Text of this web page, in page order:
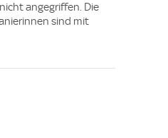
angegriffen. Die
sind mit